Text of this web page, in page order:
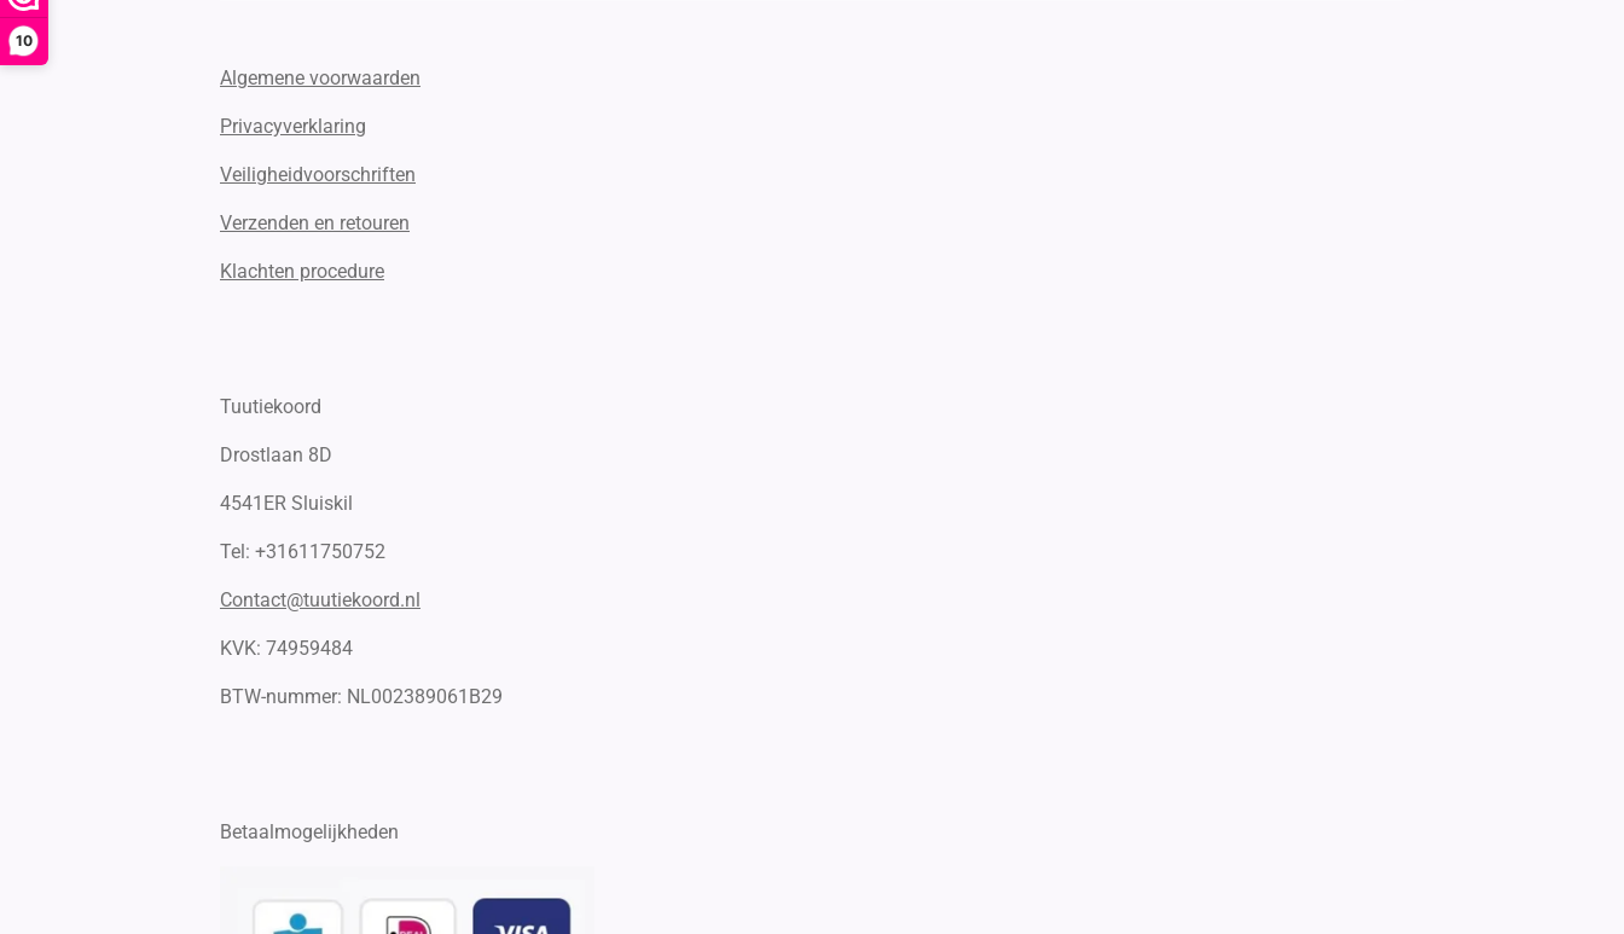
10
Algemene voorwaarden
Privacyverklaring
Veiligheidvoorschriften
Verzenden en retouren
Klachten procedure
Tuutiekoord
Drostlaan 8D
4541ER Sluiskil
Tel: +31611750752
Contact@tuutiekoord.nl
KVK: 74959484
BTW-nummer: NL002389061B29
Betaalmogelijkheden